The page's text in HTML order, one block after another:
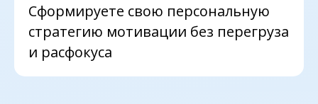
Сформируете свою персональную
стратегию мотивации без перегруза
и расфокуса